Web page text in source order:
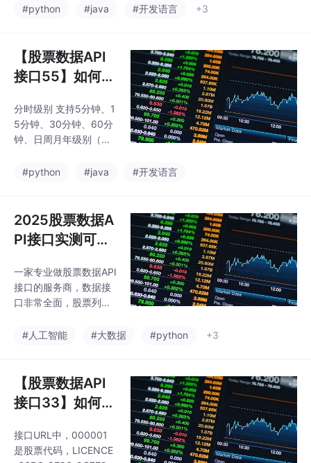
权)、mq（月线前复
权)、yq（年线前复
权）、yh（
码演示通过股票
据
NCE-66D8-9F96-0C7
测试证书只能测试0000
01的数据，随后大家自
己可以去领取一个免费
其他股票的数据了。接
下来，我将分享200多
个实测可用且免费的专
过Python、JavaScript
#python #java #开发语言 +3
【股票数据API
接口55】如何获
MACD数据之Py
thon、Java等
例代码演示通过
取数据
分时级别 支持5分钟、1
5分钟、30分钟、60分
钟、日周月年级别（包
值分别是 5m（5分
钟）、60m（60分
钟）、dn(日线未复
权)、dq（日线前复
权）、wn(周线未复
权)、wq（周线前复
权）、wh（周线后复
权)、mq（月线前复
权)、yq（年线前复
权）、yh（
#python #java #开发语言
2025股票数据A
PI接口实测可用
顺、雅虎API、
麦蕊智数、聚合
量化分析各项数
一家专业做股票数据API
接口的服务商，数据接
口非常全面，股票列
交易数据、历史交易数
等指标数据全部都有，
服务比较稳定。专业的
数据服务平台，有身份
天气、银行卡、股票等
等各类数据接口，服务
#人工智能 #大数据 #python +3
【股票数据API
接口33】如何获
交易数据之Pyth
接口URL中，000001
是股票代码，LICENCE